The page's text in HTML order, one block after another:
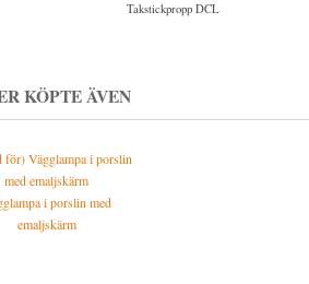
Takstickpropp DCL
KÖPTE ÄVEN
i porslin med
emaljskärm